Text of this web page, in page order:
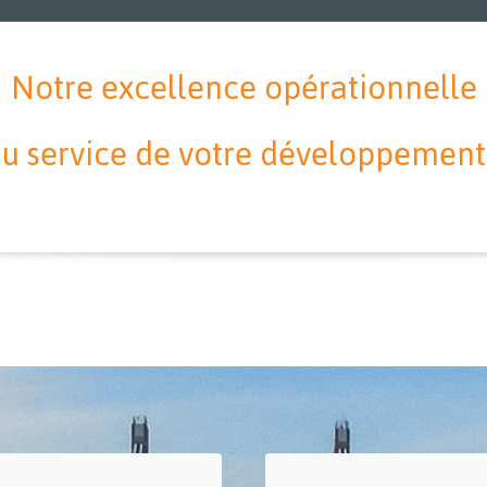
Notre excellence opérationnelle
service de votre